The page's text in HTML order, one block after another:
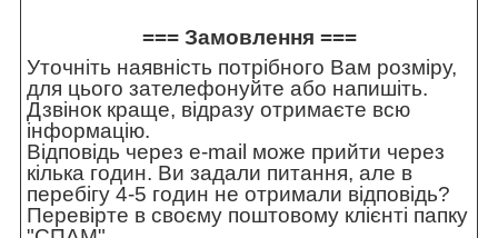
=== Замовлення ===
Уточніть наявність потрібного Вам розміру,
для цього зателефонуйте або напишіть.
Дзвінок краще, відразу отримаєте всю
інформацію.
Відповідь через e-mail може прийти через
кілька годин. Ви задали питання, але в
перебігу 4-5 годин не отримали відповідь?
Перевірте в своєму поштовому клієнті папку